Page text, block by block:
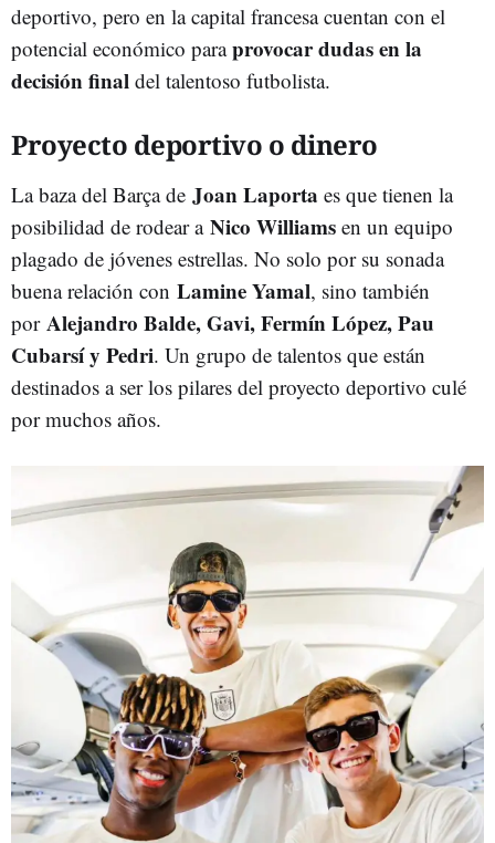
deportivo, pero en la capital francesa cuentan con el
potencial económico paraprovocar dudas en la
decisión final del talentoso futbolista.
Proyecto deportivo o dinero
La baza del Barça de Joan Laporta es que tienen la
posibilidad de rodear a Nico Williams en un equipo
plagado de jóvenes estrellas. No solo por su sonada
buena relación con Lamine Yamal, sino también
por Alejandro Balde, Gavi, Fermín López, Pau
Cubarsí y Pedri. Un grupo de talentos que están
destinados a ser los pilares del proyecto deportivo culé
por muchos años.